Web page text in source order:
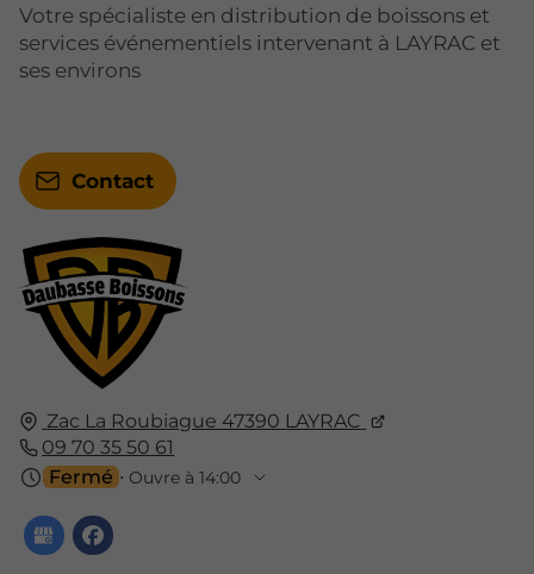
Zac La Roubiague 47390 LAYRAC
09 70 35 50 61
Fermé ⋅ Ouvre à 14:00
Votre spécialiste en distribution de boissons et
services événementiels intervenant à LAYRAC et
ses environs
Contact